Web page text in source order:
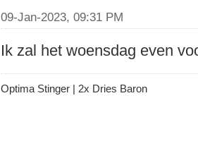
09-Jan-2023, 09:31 PM
Ik zal het woensdag even
Optima Stinger | 2x Dries Baron